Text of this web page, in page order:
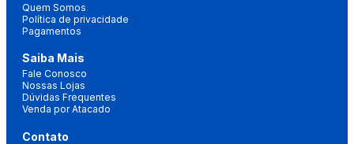
Quem Somos
Política de privacidade
Pagamentos
Saiba Mais
Fale Conosco
Nossas Lojas
Dúvidas Frequentes
Venda por Atacado
Contato